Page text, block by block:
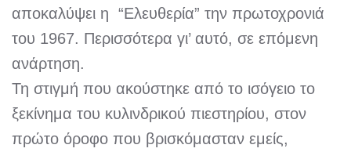
αποκαλύψει η “Ελευθερία” την πρωτοχρονιά
του 1967. Περισσότερα γι’ αυτό, σε επόμενη
ανάρτηση.
Τη στιγμή που ακούστηκε από το ισόγειο το
ξεκίνημα του κυλινδρικού πιεστηρίου, στον
πρώτο όροφο που βρισκόμασταν εμείς,